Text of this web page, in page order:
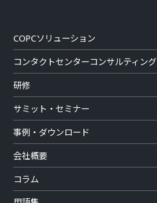
COPCソリューション
コンタクトセンターコンサルティング
研修
サミット・セミナー
事例・ダウンロード
会社概要
コラム